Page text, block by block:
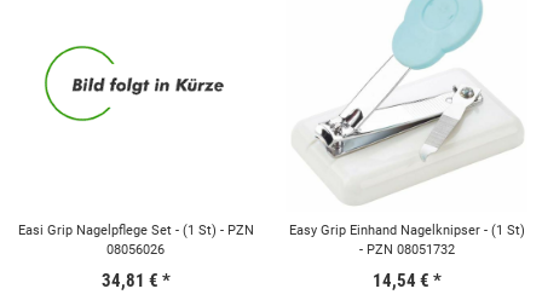
Easi Grip Nagelpflege Set - (1 St) - PZN
08056026
34,81 € *
Easy Grip Einhand Nagelknipser - (1 St)
- PZN 08051732
14,54 € *